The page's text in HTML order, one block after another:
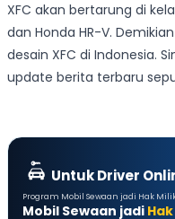
XFC akan bertarung di
dan Honda HR-V.
desain XFC di Indonesia.
update berita terbaru
Untuk Driver
Program Mobil Sewaan jadi Hak
Mobil Sewaan jadi